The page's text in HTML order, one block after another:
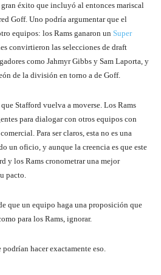
éxito que incluyó al entonces mariscal
Goff. Uno podría argumentar que el
equipos: los Rams ganaron un Super
convirtieron las selecciones de draft
como Jahmyr Gibbs y Sam Laporta, y
de la división en torno a de Goff.
Stafford vuelva a moverse. Los Rams
para dialogar con otros equipos con
Para ser claros, esta no es una
un oficio, y aunque la creencia es que este
y los Rams cronometrar una mejor
pacto.
que un equipo haga una proposición que
para los Rams, ignorar.
hacer exactamente eso.